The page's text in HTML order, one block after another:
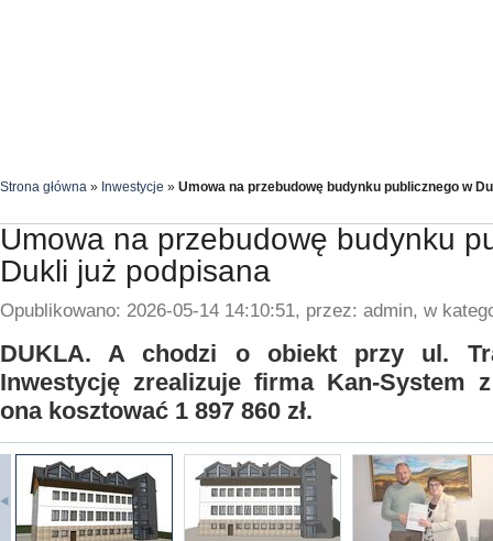
Strona główna » Inwestycje » Umowa na przebudowę budynku publicznego w
Umowa na przebudowę budynku
Dukli już podpisana
Opublikowano: 2026-05-14 14:10:51, przez: admin, w
DUKLA. A chodzi o obiekt przy ul.
Inwestycję zrealizuje firma Kan-System
ona kosztować 1 897 860 zł.